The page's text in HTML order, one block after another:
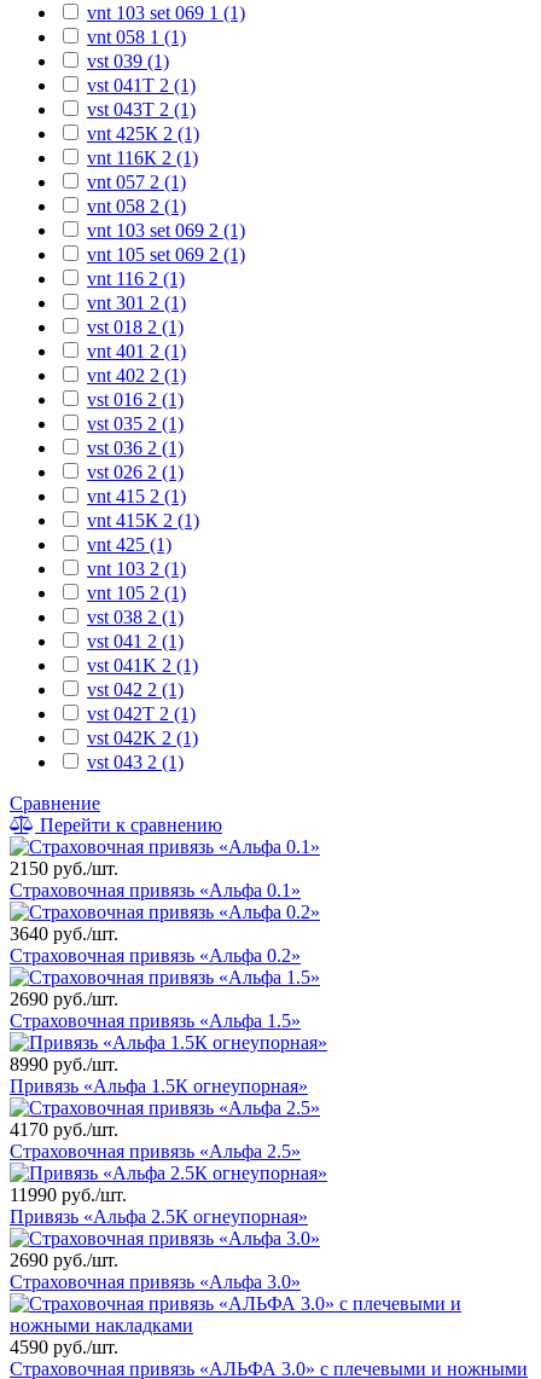
vnt 103 set 069 1 (1)
vnt 058 1 (1)
vst 039 (1)
vst 041T 2 (1)
vst 043T 2 (1)
vnt 425К 2 (1)
vnt 116К 2 (1)
vnt 057 2 (1)
vnt 058 2 (1)
vnt 103 set 069 2 (1)
vnt 105 set 069 2 (1)
vnt 116 2 (1)
vnt 301 2 (1)
vst 018 2 (1)
vnt 401 2 (1)
vnt 402 2 (1)
vst 016 2 (1)
vst 035 2 (1)
vst 036 2 (1)
vst 026 2 (1)
vnt 415 2 (1)
vnt 415К 2 (1)
vnt 425 (1)
vnt 103 2 (1)
vnt 105 2 (1)
vst 038 2 (1)
vst 041 2 (1)
vst 041K 2 (1)
vst 042 2 (1)
vst 042T 2 (1)
vst 042K 2 (1)
vst 043 2 (1)
Сравнение
Перейти к сравнению
2150 руб./шт.
Страховочная привязь «Альфа 0.1»
3640 руб./шт.
Страховочная привязь «Альфа 0.2»
2690 руб./шт.
Страховочная привязь «Альфа 1.5»
8990 руб./шт.
Привязь «Альфа 1.5К огнеупорная»
4170 руб./шт.
Страховочная привязь «Альфа 2.5»
11990 руб./шт.
Привязь «Альфа 2.5К огнеупорная»
2690 руб./шт.
Страховочная привязь «Альфа 3.0»
4590 руб./шт.
Страховочная привязь «АЛЬФА 3.0» с плечевыми и ножными